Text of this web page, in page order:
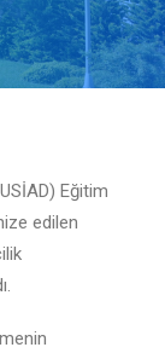
Eğitim
edilen